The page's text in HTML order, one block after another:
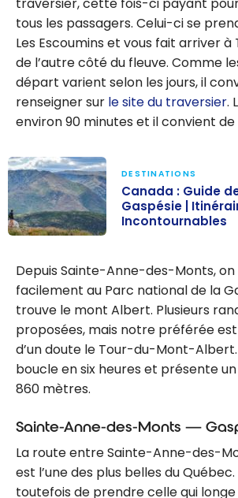
traversier, cette fois-ci payant
tous les passagers. Celui-ci se
Les Escoumins et vous fait arriver à
de l’autre côté du fleuve. Comme
départ varient selon les jours, il
renseigner sur le site du traversier.
environ 90 minutes et il convient
de voyage en
Gaspésie |
Itinéraires et
Incontournable
DESTINATIONS
Canada : Guide
Gaspésie |
Incontournables
Depuis Sainte-Anne-des-Monts,
facilement au Parc national de la
trouve le mont Albert. Plusieurs
proposées, mais notre préférée
d’un doute le Tour-du-Mont-
boucle en six heures et présente
860 mètres.
Sainte-Anne-des-Monts —
La route entre Sainte-Anne-des-
est l’une des plus belles du
toutefois de prendre celle qui